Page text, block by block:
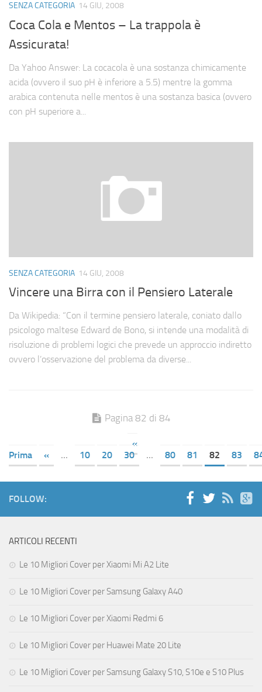
SENZA CATEGORIA 14 GIU, 2008
Coca Cola e Mentos – La trappola è
Assicurata!
Da Yahoo Answer: La cocacola è una sostanza chimicamente
acida (ovvero il suo pH è inferiore a 5.5) mentre la gomma
arabica contenuta nelle mentos è una sostanza basica (ovvero
con pH superiore a...
SENZA CATEGORIA 14 GIU, 2008
Vincere una Birra con il Pensiero Laterale
Da Wikipedia: “Con il termine pensiero laterale, coniato dallo
psicologo maltese Edward de Bono, si intende una modalità di
risoluzione di problemi logici che prevede un approccio indiretto
ovvero l’osservazione del problema da diverse...
Pagina 82 di 84
«
Prima
« ... 10 20 30 ... 80 81 82 83
FOLLOW:
ARTICOLI RECENTI
Le 10 Migliori Cover per Xiaomi Mi A2 Lite
Le 10 Migliori Cover per Samsung Galaxy A40
Le 10 Migliori Cover per Xiaomi Redmi 6
Le 10 Migliori Cover per Huawei Mate 20 Lite
Le 10 Migliori Cover per Samsung Galaxy S10, S10e e S10 Plus